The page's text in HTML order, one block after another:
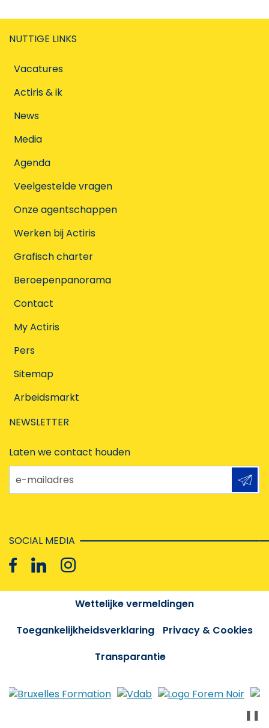
NUTTIGE LINKS
Vacatures
Actiris & ik
News
Media
Agenda
Veelgestelde vragen
Onze agentschappen
Werken bij Actiris
Grafisch charter
Beroepenpanorama
Contact
My Actiris
Pers
Sitemap
Arbeidsmarkt
NEWSLETTER
Laten we contact houden
e-mailadres
SOCIAL MEDIA
Wettelijke vermeldingen
Toegankelijkheidsverklaring
Privacy & Cookies
Transparantie
❚❚